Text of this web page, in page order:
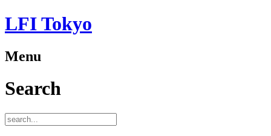
LFI Tokyo
Menu
Search